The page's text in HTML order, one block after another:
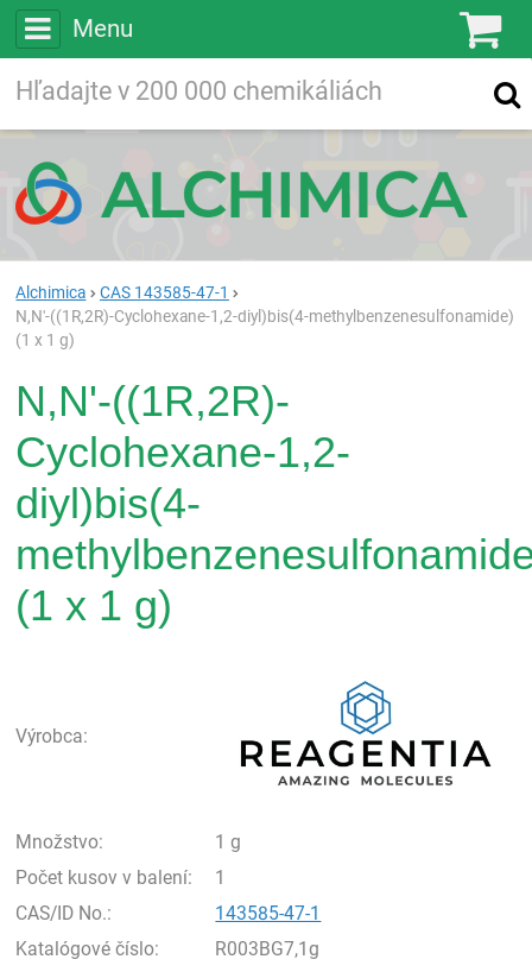
Menu
Vyhľadávanie
Alchimica
CAS 143585-47-1
N,N'-((1R,2R)-Cyclohexane-1,2-diyl)bis(4-methylbenzenesulfonamide)
(1 x 1 g)
N,N'-((1R,2R)-
Cyclohexane-1,2-
diyl)bis(4-
(1 x 1 g)
Výrobca:
Množstvo:
1 g
Počet kusov v balení:
1
CAS/ID No.:
143585-47-1
Katalógové číslo:
R003BG7,1g